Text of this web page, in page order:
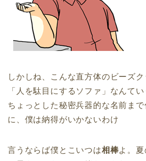
しかしね、こんな直方体のビーズ
「
人を駄目にするソファ」なんてい
ちょっとした秘密兵器的な名前ま
に、僕は納得がいかないわけ
言うならば僕とこいつは相棒よ。